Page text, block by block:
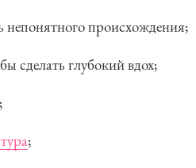
непонятного происхождения;
сделать глубокий вдох;
;